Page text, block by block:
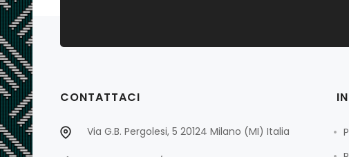
CONTATTACI
Via G.B. Pergolesi, 5 20124 Milano (MI) Italia